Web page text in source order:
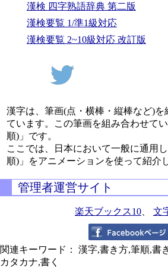
漢検 四字熟語辞典 第二版
漢検要覧 1/準1級対応
漢検要覧 2~10級対応 改訂版
漢字は、筆画(点・横棒・縦棒など)
ています。この筆画を組み合わせて
順)」です。
ここでは、日本において一般に通用
順)」をアニメーションを使って紹介
管理者運営サイト
楽天ブックス10 文
関連キーワード： 漢字,書き方,筆順,書
カタカナ,書く